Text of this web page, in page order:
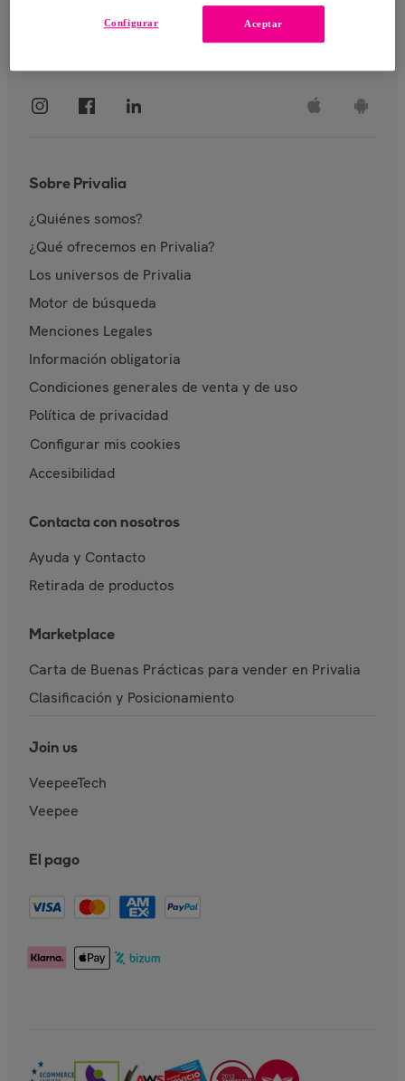
Sobre Privalia
¿Quiénes somos?
¿Qué ofrecemos en Privalia?
Los universos de Privalia
Motor de búsqueda
Menciones Legales
Información obligatoria
Condiciones generales de venta y de uso
Política de privacidad
Configurar mis cookies
Accesibilidad
Contacta con nosotros
Ayuda y Contacto
Retirada de productos
Marketplace
Carta de Buenas Prácticas para vender en Privalia
Clasificación y Posicionamiento
Join us
VeepeeTech
Veepee
El pago
Aceptar
Configurar